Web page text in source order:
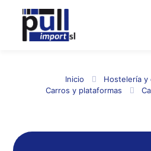
Inicio
Hostelería y
Carros y plataformas